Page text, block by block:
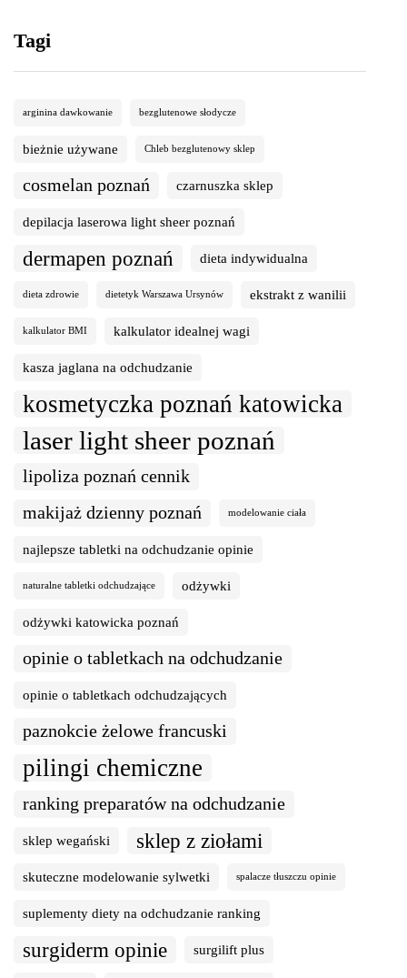
Tagi
arginina dawkowanie bezglutenowe słodycze
bieżnie używane Chleb bezglutenowy sklep
cosmelan poznań czarnuszka sklep
depilacja laserowa light sheer poznań
dermapen poznań dieta indywidualna
dieta zdrowie dietetyk Warszawa Ursynów ekstrakt z wanilii
kalkulator BMI kalkulator idealnej wagi
kasza jaglana na odchudzanie
kosmetyczka poznań katowicka
laser light sheer poznań
lipoliza poznań cennik
makijaż dzienny poznań
modelowanie ciała
najlepsze tabletki na odchudzanie opinie
naturalne tabletki odchudzające odżywki
odżywki katowicka poznań
opinie o tabletkach na odchudzanie
opinie o tabletkach odchudzających
paznokcie żelowe francuski
pilingi chemiczne
ranking preparatów na odchudzanie
sklep wegański sklep z ziołami
skuteczne modelowanie sylwetki spalacze tłuszczu opinie
suplementy diety na odchudzanie ranking
surgiderm opinie surgilift plus